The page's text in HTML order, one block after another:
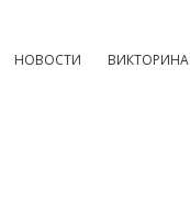
НОВОСТИ ВИКТОРИНА